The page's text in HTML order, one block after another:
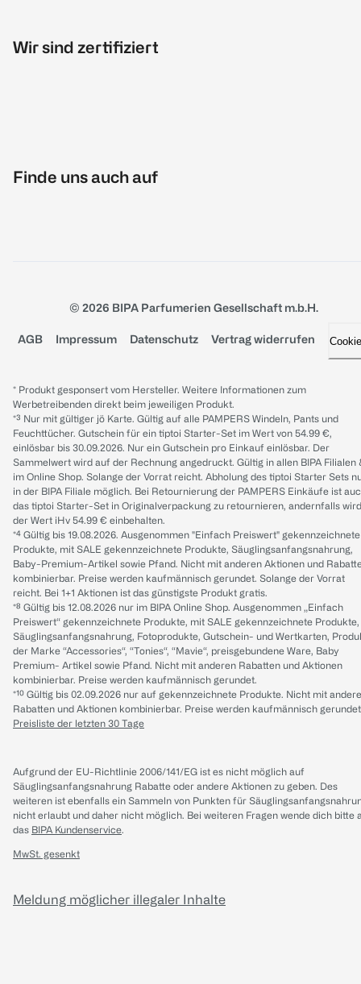
Wir sind zertifiziert
Finde uns auch auf
© 2026 BIPA Parfumerien Gesellschaft m.b.H.
AGB Impressum Datenschutz Vertrag widerrufen
* Produkt gesponsert vom Hersteller. Weitere Informationen zum
Werbetreibenden direkt beim jeweiligen Produkt.
*³ Nur mit gültiger jö Karte. Gültig auf alle PAMPERS Windeln, Pants und
Feuchttücher. Gutschein für ein tiptoi Starter-Set im Wert von 54.99 €,
einlösbar bis 30.09.2026. Nur ein Gutschein pro Einkauf einlösbar. Der
Sammelwert wird auf der Rechnung angedruckt. Gültig in allen BIPA Filialen
im Online Shop. Solange der Vorrat reicht. Abholung des tiptoi Starter Sets
in der BIPA Filiale möglich. Bei Retournierung der PAMPERS Einkäufe ist
das tiptoi Starter-Set in Originalverpackung zu retournieren, andernfalls wird
der Wert iHv 54.99 € einbehalten.
*⁴ Gültig bis 19.08.2026. Ausgenommen "Einfach Preiswert" gekennzeichnete
Produkte, mit SALE gekennzeichnete Produkte, Säuglingsanfangsnahrung,
Baby-Premium-Artikel sowie Pfand. Nicht mit anderen Aktionen und
kombinierbar. Preise werden kaufmännisch gerundet. Solange der Vorrat
reicht. Bei 1+1 Aktionen ist das günstigste Produkt gratis.
*⁸ Gültig bis 12.08.2026 nur im BIPA Online Shop. Ausgenommen „Einfach
Preiswert“ gekennzeichnete Produkte, mit SALE gekennzeichnete Produkte,
Säuglingsanfangsnahrung, Fotoprodukte, Gutschein- und Wertkarten,
der Marke “Accessories“, “Tonies“, “Mavie“, preisgebundene Ware, Baby
Premium- Artikel sowie Pfand. Nicht mit anderen Rabatten und Aktionen
kombinierbar. Preise werden kaufmännisch gerundet.
*¹⁰ Gültig bis 02.09.2026 nur auf gekennzeichnete Produkte. Nicht mit
Rabatten und Aktionen kombinierbar. Preise werden kaufmännisch
Preisliste der letzten 30 Tage
Aufgrund der EU-Richtlinie 2006/141/EG ist es nicht möglich auf
Säuglingsanfangsnahrung Rabatte oder andere Aktionen zu geben. Des
weiteren ist ebenfalls ein Sammeln von Punkten für
nicht erlaubt und daher nicht möglich. Bei weiteren Fragen wende dich bitte
das BIPA Kundenservice.
MwSt. gesenkt
Meldung möglicher illegaler Inhalte